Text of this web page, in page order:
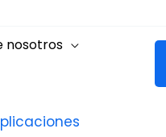
nosotros